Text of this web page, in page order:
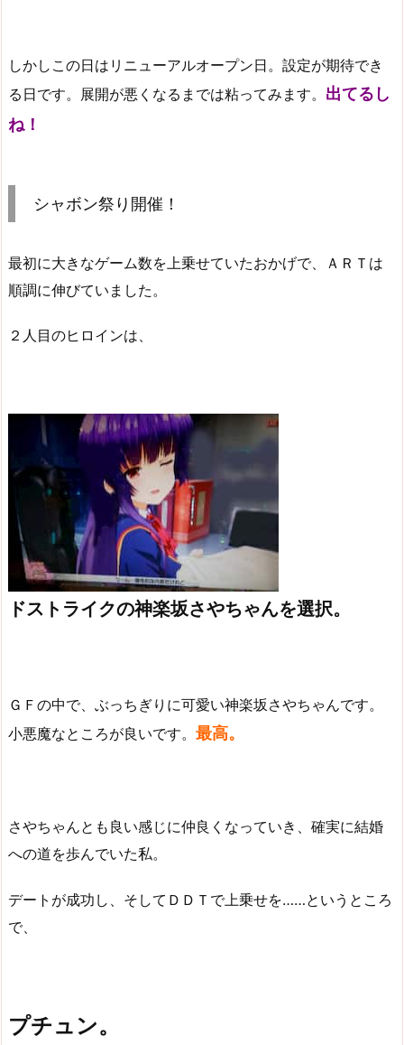
しかしこの日はリニューアルオープン日。設定が期待でき
る日です。展開が悪くなるまでは粘ってみます。 出てるし
ね！
シャボン祭り開催！
最初に大きなゲーム数を上乗せていたおかげで、ＡＲＴは
順調に伸びていました。
２人目のヒロインは、
ドストライクの神楽坂さやちゃんを選択。
ＧＦの中で、ぶっちぎりに可愛い神楽坂さやちゃんです。
小悪魔なところが良いです。 最高。
さやちゃんとも良い感じに仲良くなっていき、確実に結婚
への道を歩んでいた私。
デートが成功し、そしてＤＤＴで上乗せを……というところ
で、
プチュン。